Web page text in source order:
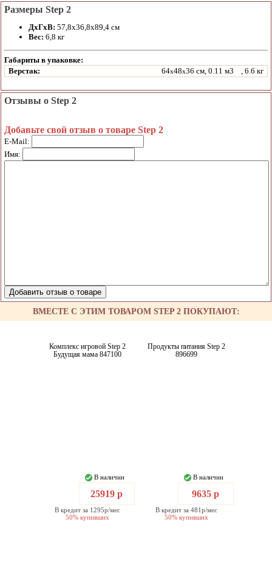
Размеры Step 2
ДхГхВ: 57,8х36,8х89,4 см
Вес: 6,8 кг
Габариты в упаковке:
Верстак:
64x48x36 см, 0.11 м3 , 6.6 кг
Отзывы о Step 2
Добавьте свой отзыв о товаре Step 2
E-Mail:
Имя:
ВМЕСТЕ С ЭТИМ ТОВАРОМ STEP 2 ПОКУПАЮТ:
Комплекс игровой Step 2
Будущая мама 847100
В наличии
25919 р
В кредит за 1295р/мес
50% купивших
Продукты питания Step 2
896699
В наличии
9635 р
В кредит за 481р/мес
50% купивших